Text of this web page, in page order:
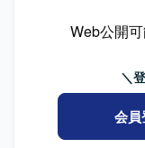
開発PCとして
React、
フロントエンド開
エンドシステム 【求める人物像】 他者を尊重し対話できる
解や間違った解釈
解できる読解力、
ームとして成すべ
内の異なる意見を
学ぶ柔軟性を期待
Web公開
＼
会